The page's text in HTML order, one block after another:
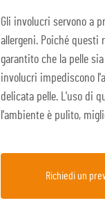
Gli involucri servono a
allergeni. Poiché
garantito che la pelle
involucri impediscono
delicata pelle. L'uso di
l'ambiente è pulito,
Richiedi un